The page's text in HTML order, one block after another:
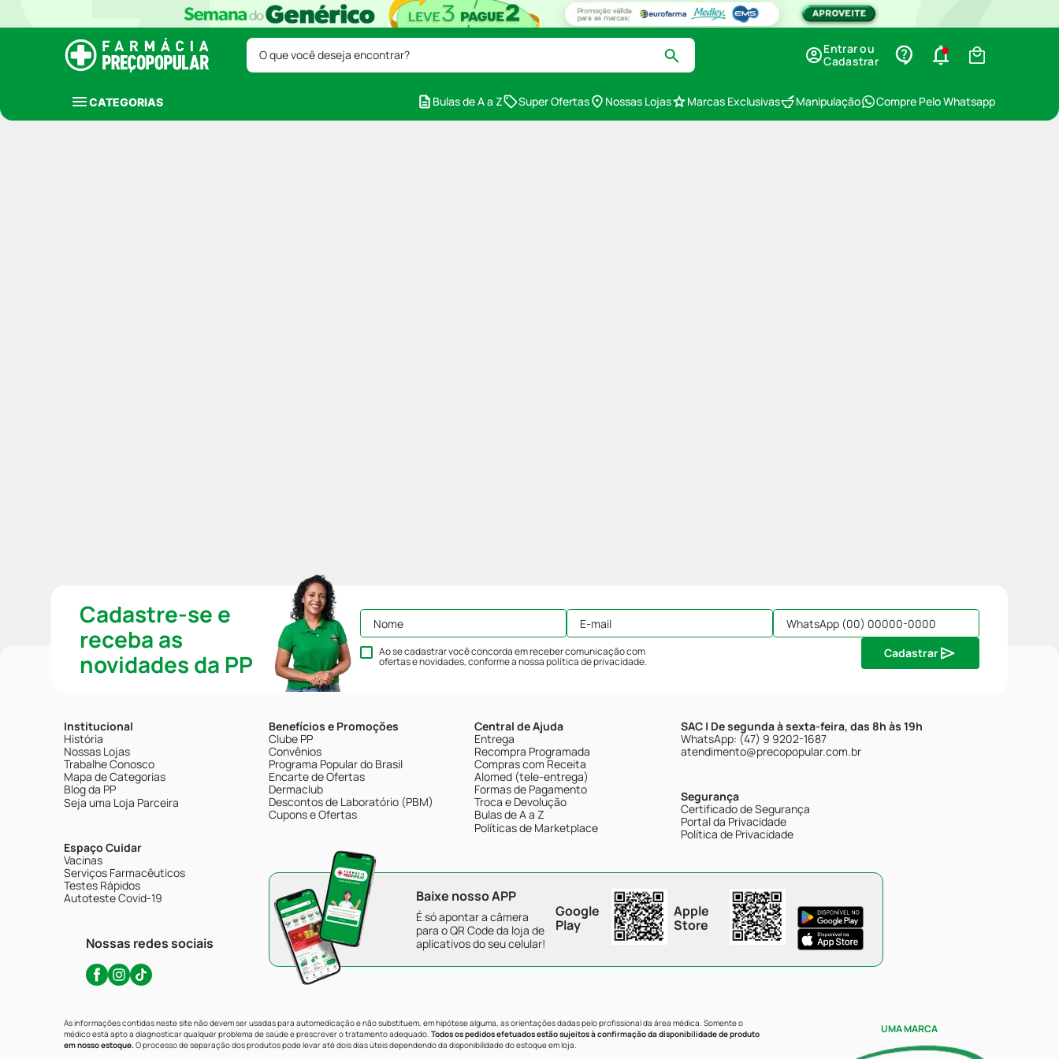
O que você deseja encontrar?
Entrar ou
Cadastrar
CATEGORIAS Bulas de A a Z Super Ofertas Nossas Lojas Marcas Exclusivas Manipulação Compre Pelo Whatsapp
Cadastre-se e
receba as
novidades da PP
Ao se cadastrar você concorda em receber comunicação com
ofertas e novidades, conforme a nossapolítica de privacidade.
Cadastrar
Institucional
História
Nossas Lojas
Trabalhe Conosco
Mapa de Categorias
Blog da PP
Seja uma Loja Parceira
Espaço Cuidar
Vacinas
Serviços Farmacêuticos
Testes Rápidos
Autoteste Covid-19
Nossas redes sociais
Benefícios e Promoções
Clube PP
Convênios
Programa Popular do Brasil
Encarte de Ofertas
Dermaclub
Descontos de Laboratório (PBM)
Cupons e Ofertas
Central de Ajuda
Entrega
Recompra Programada
Compras com Receita
Alomed (tele-entrega)
Formas de Pagamento
Troca e Devolução
Bulas de A a Z
Políticas de Marketplace
SAC | De segunda à sexta-feira, das 8h às 19h
WhatsApp: (47) 9 9202-1687
atendimento@precopopular.com.br
Segurança
Certificado de Segurança
Portal da Privacidade
Política de Privacidade
Baixe nosso APP
É só apontar a câmera
para o QR Code da loja de
aplicativos do seu celular!
Google
Play
Apple
Store
As informações contidas neste site não devem ser usadas para automedicação e não substituem, em hipótese alguma, as orientações dadas pelo profissional da área médica. Somente o
médico está apto a diagnosticar qualquer problema de saúde e prescrever o tratamento adequado. Todos os pedidos efetuados estão sujeitos à confirmação da disponibilidade de produto
em nosso estoque.O processo de separação dos produtos pode levar até dois dias úteis dependendo da disponibilidade do estoque em loja.
UMA MARCA